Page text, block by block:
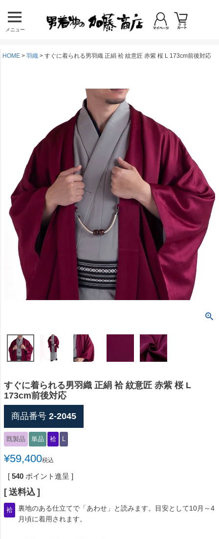
メニュー
HOME 羽織 すぐに着られる男羽織 正絹 袷 紋意匠 赤紫 桜 L 173cm前後対応
すぐに着られる男羽織 正絹 袷 紋意匠 赤紫 桜 L
173cm前後対応
商品番号 2-2045
既製品 単品 袷 L
¥59,400税込
[ 540 ポイント進呈 ]
送料込
袷
裏地のある仕立てで「あわせ」と読みます。目安として10月～4
月頃に着用されます。